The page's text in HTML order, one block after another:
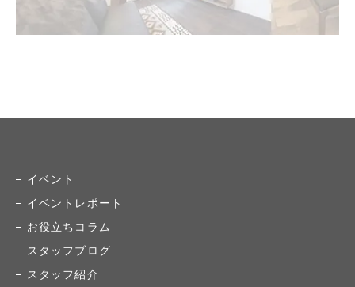
イベント
イベントレポート
お役立ちコラム
スタッフブログ
スタッフ紹介